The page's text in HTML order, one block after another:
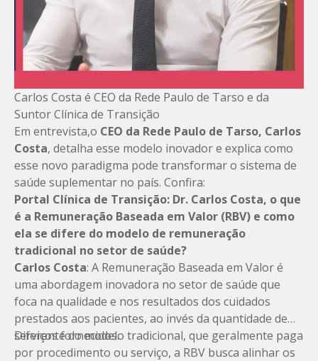
Carlos Costa é CEO da Rede Paulo de Tarso e da
Suntor Clínica de Transição
Em entrevista,o CEO da Rede Paulo de Tarso, Carlos
Costa, detalha esse modelo inovador e explica como
esse novo paradigma pode transformar o sistema de
saúde suplementar no país. Confira:
Portal Clínica de Transição: Dr. Carlos Costa, o que
é a Remuneração Baseada em Valor (RBV) e como
ela se difere do modelo de remuneração
tradicional no setor de saúde?
Carlos Costa: A Remuneração Baseada em Valor é
uma abordagem inovadora no setor de saúde que
foca na qualidade e nos resultados dos cuidados
prestados aos pacientes, ao invés da quantidade de
serviços fornecidos.
Diferente do modelo tradicional, que geralmente paga
por procedimento ou serviço, a RBV busca alinhar os